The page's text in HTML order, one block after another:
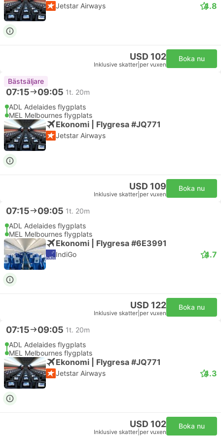
Jetstar Airways 4.8
USD 102
Inklusive skatter per vuxen
Boka nu
Bästsäljare
07:15 09:05 1t. 20m
ADL Adelaides flygplats
MEL Melbournes flygplats
Ekonomi | Flygresa #JQ771
Jetstar Airways
USD 109
Inklusive skatter per vuxen
Boka nu
07:15 09:05 1t. 20m
ADL Adelaides flygplats
MEL Melbournes flygplats
Ekonomi | Flygresa #6E3991
IndiGo 4.7
USD 122
Inklusive skatter per vuxen
Boka nu
07:15 09:05 1t. 20m
ADL Adelaides flygplats
MEL Melbournes flygplats
Ekonomi | Flygresa #JQ771
Jetstar Airways 4.3
USD 102
Inklusive skatter per vuxen
Boka nu